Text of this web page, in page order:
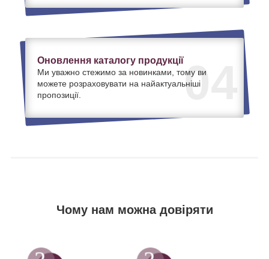
04
Оновлення каталогу продукції
Ми уважно стежимо за новинками, тому ви
можете розраховувати на найактуальніші
пропозиції.
Чому нам можна довіряти